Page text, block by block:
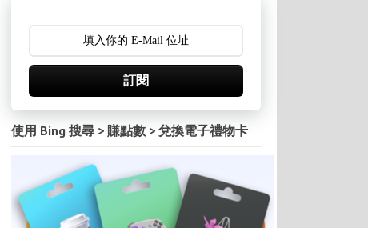
訂閱
使用 Bing 搜尋 > 賺點數 > 兌換電子禮物卡